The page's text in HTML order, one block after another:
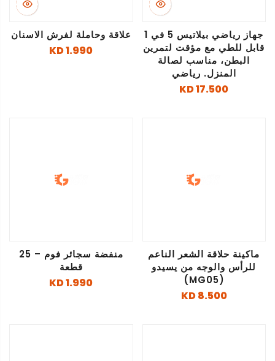
جهاز رياضي بيلاتيس 5 في 1
قابل للطي مع مؤقت لتمرين
البطن، مناسب لصالة
المنزل. رياضي
17.500 KD
علاقة وحاملة لفرش الاسنان
1.990 KD
ماكينة حلاقة الشعر الناعم
للرأس والوجه من يسيدو
(MG05)
8.500 KD
منفضة سجائر فوم – 25
قطعة
1.990 KD